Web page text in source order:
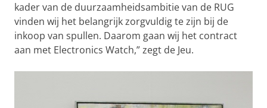
kader van de duurzaamheidsambitie van de RUG
vinden wij het belangrijk zorgvuldig te zijn bij de
inkoop van spullen. Daarom gaan wij het contract
aan met Electronics Watch,” zegt de Jeu.